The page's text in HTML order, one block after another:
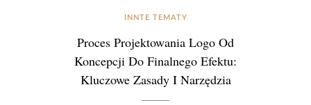
INNTE TEMATY
Proces Projektowania Logo Od
Koncepcji Do Finalnego Efektu:
Kluczowe Zasady I Narzędzia